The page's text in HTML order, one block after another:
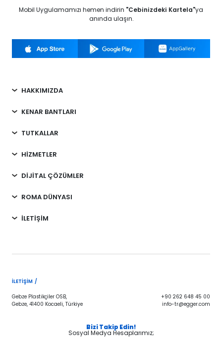
Mobil Uygulamamızı hemen indirin "Cebinizdeki Kartela"ya
anında ulaşın.
HAKKIMIZDA
KENAR BANTLARI
TUTKALLAR
HİZMETLER
DİJİTAL ÇÖZÜMLER
ROMA DÜNYASI
İLETİŞİM
İLETIŞIM /
Gebze Plastikçiler OSB,
Gebze, 41400 Kocaeli, Türkiye
+90 262 648 45 00
info-tr@egger.com
Bizi Takip Edin!
Sosyal Medya Hesaplarımız;